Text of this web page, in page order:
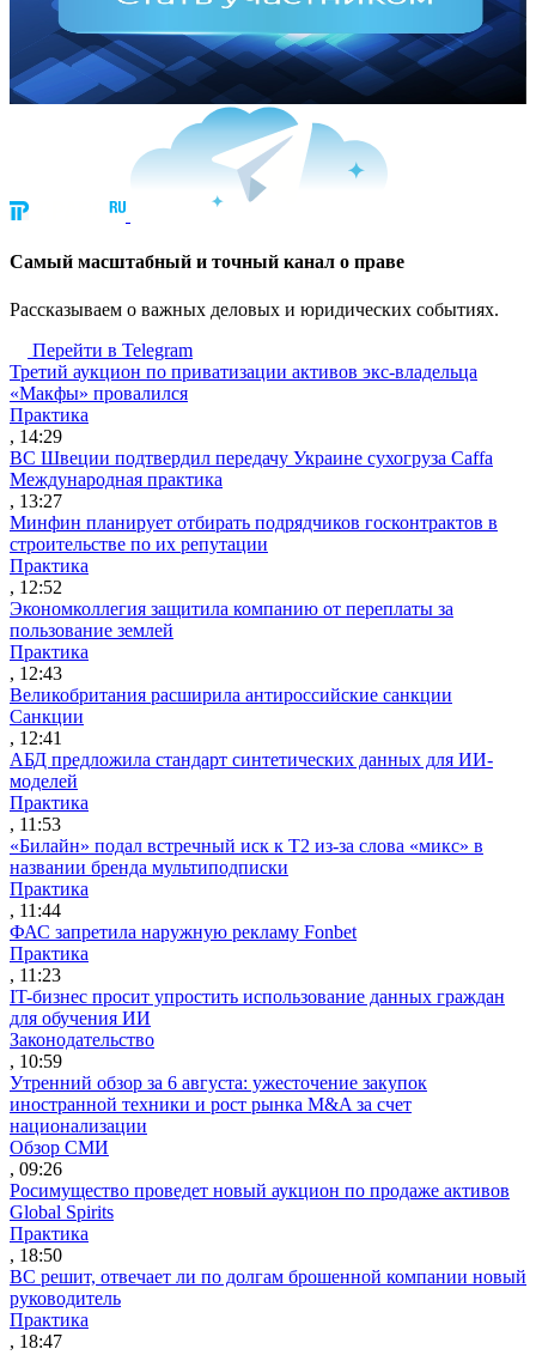
Cамый масштабный и точный канал о праве
Рассказываем о важных деловых и юридических событиях.
Перейти в Telegram
Третий аукцион по приватизации активов экс-владельца
«Макфы» провалился
Практика
, 14:29
ВС Швеции подтвердил передачу Украине сухогруза Caffa
Международная практика
, 13:27
Минфин планирует отбирать подрядчиков госконтрактов в
строительстве по их репутации
Практика
, 12:52
Экономколлегия защитила компанию от переплаты за
пользование землей
Практика
, 12:43
Великобритания расширила антироссийские санкции
Санкции
, 12:41
АБД предложила стандарт синтетических данных для ИИ-
моделей
Практика
, 11:53
«Билайн» подал встречный иск к Т2 из-за слова «микс» в
названии бренда мультиподписки
Практика
, 11:44
ФАС запретила наружную рекламу Fonbet
Практика
, 11:23
IT-бизнес просит упростить использование данных граждан
для обучения ИИ
Законодательство
, 10:59
Утренний обзор за 6 августа: ужесточение закупок
иностранной техники и рост рынка M&A за счет
национализации
Обзор СМИ
, 09:26
Росимущество проведет новый аукцион по продаже активов
Global Spirits
Практика
, 18:50
ВС решит, отвечает ли по долгам брошенной компании новый
руководитель
Практика
, 18:47